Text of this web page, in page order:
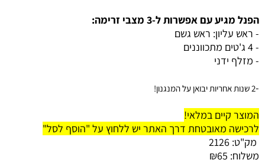
הפנל מגיע עם אפשרות ל-3 מצבי זרימה:
- ראש עליון: ראש גשם
- 4 ג'טים מתכווננים
- מזלף ידני
-2 שנות אחריות יבואן על המנגנון!
המוצר קיים במלאי!
לרכישה מאובטחת דרך האתר יש ללחוץ על "הוסף לסל"
מק"ט: 2126
משלוח:
₪65